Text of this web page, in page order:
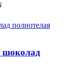
шоколад